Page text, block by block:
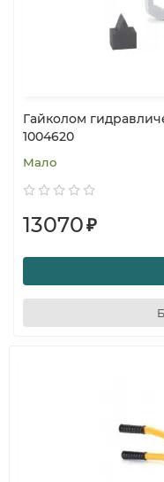
Гайколом
1004620
Мало
13070₽